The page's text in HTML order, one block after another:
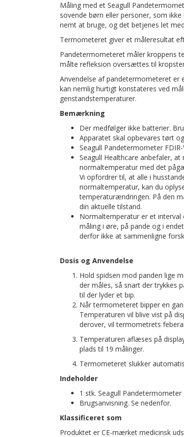
Måling med et Seagull
sovende børn eller personer, som
nemt at bruge, og det betjenes let
Termometeret giver et måleresultat
Pandetermometeret måler kroppens
målte refleksion oversættes til
Anvendelse af pandetermometeret er
kan nemlig hurtigt konstateres ved
genstandstemperaturer.
Bemærkning
Der medfølger ikke batterier.
Apparatet skal opbevares tørt
Seagull Pandetermometer
Seagull Healthcare anbefaler,
normaltemperatur med det
Vi opfordrer til, at alle i
normaltemperatur, kan du
temperaturændringen. På den
din aktuelle tilstand.
Normaltemperatur er et interval
måling i øre, på pande og i
derfor ikke at sammenligne
Dosis og Anvendelse
Hold spidsen mod panden lige
der måles, så snart der trykkes
til der lyder et bip.
Når termometeret bipper en
Temperaturen vil blive vist på
derover, vil termometrets
Temperaturen aflæses på
plads til 19 målinger.
Termometeret slukker
Indeholder
1 stk. Seagull Pandetermometer
Brugsanvisning. Se nedenfor.
Klassificeret som
Produktet er CE-mærket medicinsk